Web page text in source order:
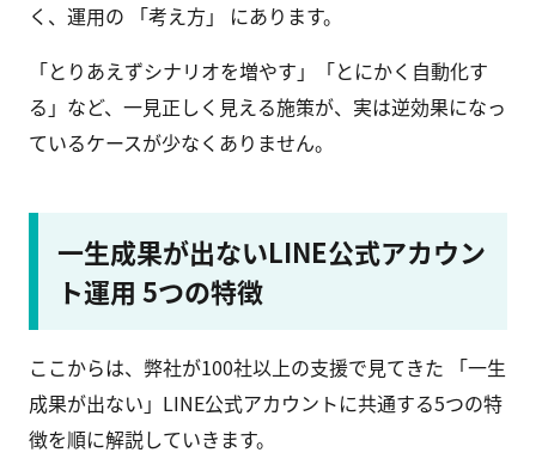
く、運用の 「考え方」 にあります。
「とりあえずシナリオを増やす」「とにかく自動化す
る」など、一見正しく見える施策が、実は逆効果になっ
ているケースが少なくありません。
一生成果が出ないLINE公式アカウン
ト運用 5つの特徴
ここからは、弊社が100社以上の支援で見てきた 「一生
成果が出ない」LINE公式アカウントに共通する5つの特
徴を順に解説していきます。